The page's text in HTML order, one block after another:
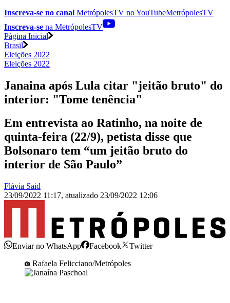
Inscreva-se no canal MetrópolesTV noYouTubeMetrópolesTV
Inscreva-se na MetrópolesTV
Página Inicial
Brasil
Eleições 2022
Eleições 2022
Janaina após Lula citar "jeitão bruto" do
interior: "Tome tenência"
Em entrevista ao Ratinho, na noite de
quinta-feira (22/9), petista disse que
Bolsonaro tem “um jeitão bruto do
interior de São Paulo”
Flávia Said
23/09/2022 11:17, atualizado 23/09/2022 12:06
Enviar no WhatsApp Facebook
Twitter
Rafaela Felicciano/Metrópoles